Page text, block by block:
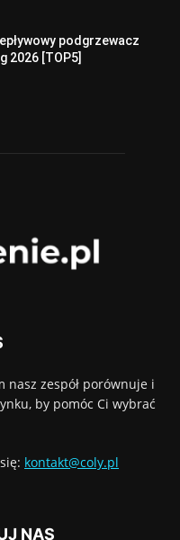
podgrzewacz
2026 [TOP5]
zespół porównuje i
by pomóc Ci wybrać
kontakt@coly.pl
NAS